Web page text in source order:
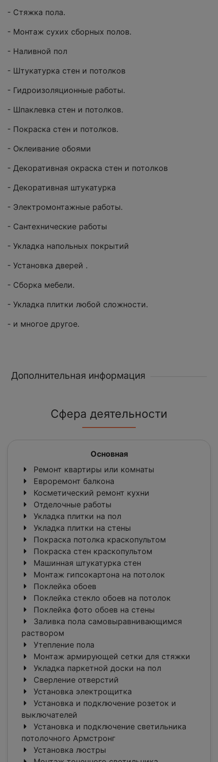
- Стяжка пола.
- Монтаж сухих сборных полов.
- Наливной пол
- Штукатурка стен и потолков
- Гидроизоляционные работы.
- Шпаклевка стен и потолков.
- Покраска стен и потолков.
- Оклеивание обоями
- Декоративная окраска стен и потолков
- Декоративная штукатурка
- Электромонтажные работы.
- Сантехнические работы
- Укладка напольных покрытий
- Установка дверей .
- Сборка мебели.
- Укладка плитки любой сложности.
- и многое другое.
Дополнительная информация
Сфера деятельности
Основная
Ремонт квартиры или комнаты
Евроремонт балкона
Косметический ремонт кухни
Отделочные работы
Укладка плитки на пол
Укладка плитки на стены
Покраска потолка краскопультом
Покраска стен краскопультом
Машинная штукатурка стен
Монтаж гипсокартона на потолок
Поклейка обоев
Поклейка стекло обоев на потолок
Поклейка фото обоев на стены
Заливка пола самовыравнивающимся
раствором
Утепление пола
Монтаж армирующей сетки для стяжки
Укладка паркетной доски на пол
Сверление отверстий
Установка электрощитка
Установка и подключение розеток и
выключателей
Установка и подключение светильника
потолочного Армстронг
Установка люстры